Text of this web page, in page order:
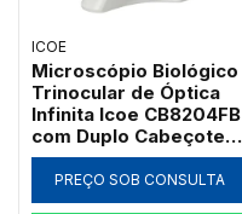
ICOE
Microscópio Biológico
Trinocular de Óptica
Infinita Icoe CB8204FB
com Duplo Cabeçote
de Co-Observação
Paralela e Ponteiro LED
Verde
PREÇO SOB CONSULTA